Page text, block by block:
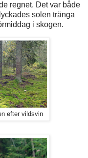
regnet. Det var både
solen tränga
i skogen.
efter vildsvin